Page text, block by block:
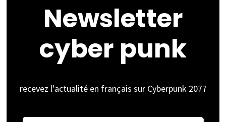
Newsletter
cyber punk
recevez l'actualité en français sur Cyberpunk 2077